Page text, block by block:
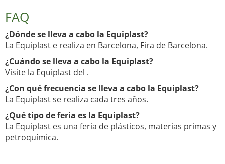
FAQ
¿Dónde se lleva a cabo la Equiplast?
La Equiplast e realiza en Barcelona, Fira de Barcelona.
¿Cuándo se lleva a cabo la Equiplast?
Visite la Equiplast del .
¿Con qué frecuencia se lleva a cabo la Equiplast?
La Equiplast se realiza cada tres años.
¿Qué tipo de feria es la Equiplast?
La Equiplast es una feria de plásticos, materias primas y
petroquímica.